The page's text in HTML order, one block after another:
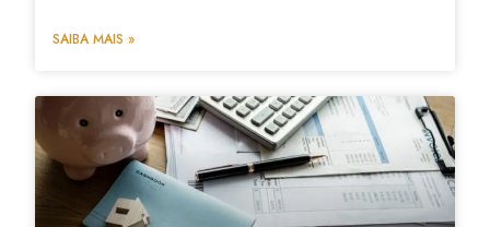
SAIBA MAIS »